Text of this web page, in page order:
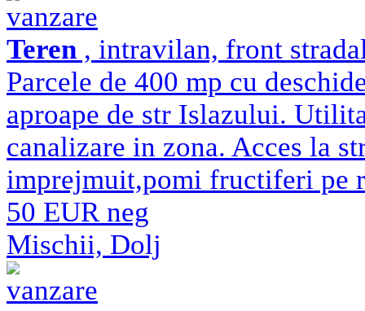
vanzare
Teren , intravilan, front
Parcele de 400 mp cu
aproape de str Islazului.
canalizare in zona. Acces la
imprejmuit,pomi fructiferi pe
50 EUR neg
Mischii, Dolj
vanzare